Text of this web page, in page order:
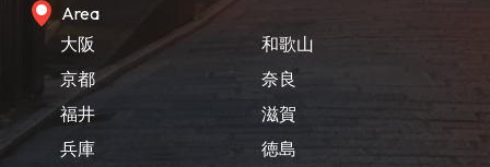
Area
大阪
京都
福井
兵庫
和歌山
奈良
滋賀
徳島